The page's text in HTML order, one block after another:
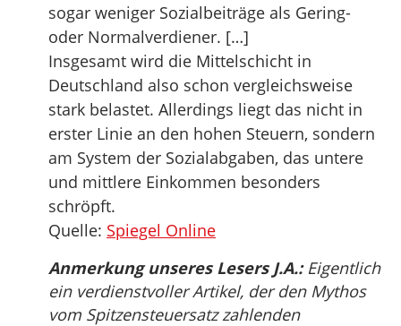
sogar weniger Sozialbeiträge als Gering-
oder Normalverdiener. […]
Insgesamt wird die Mittelschicht in
Deutschland also schon vergleichsweise
stark belastet. Allerdings liegt das nicht in
erster Linie an den hohen Steuern, sondern
am System der Sozialabgaben, das untere
und mittlere Einkommen besonders
schröpft.
Quelle: Spiegel Online
Anmerkung unseres Lesers J.A.:Eigentlich
ein verdienstvoller Artikel, der den Mythos
vom Spitzensteuersatz zahlenden